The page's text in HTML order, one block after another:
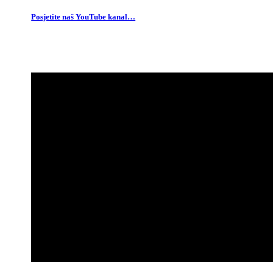
Posjetite naš YouTube kanal…